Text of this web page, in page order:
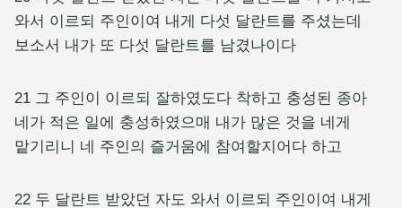
와서 이르되 주인이여 내게 다섯 달란트를 주셨는데
보소서 내가 또 다섯 달란트를 남겼나이다
21 그 주인이 이르되 잘하였도다 착하고 충성된 종아
네가 적은 일에 충성하였으매 내가 많은 것을 네게
맡기리니 네 주인의 즐거움에 참여할지어다 하고
22 두 달란트 받았던 자도 와서 이르되 주인이여 내게